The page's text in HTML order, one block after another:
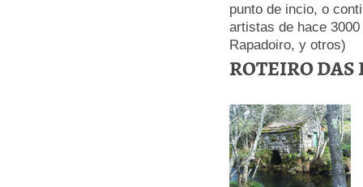
punto de incio, o
artistas de hace
Rapadoiro, y otros)
ROTEIRO